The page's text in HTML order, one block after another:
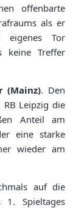
offenbarte
als er
eigenes Tor
keine Treffer
(Mainz). Den
Leipzig die
Anteil am
eine starke
wieder am
auf die
1. Spieltages